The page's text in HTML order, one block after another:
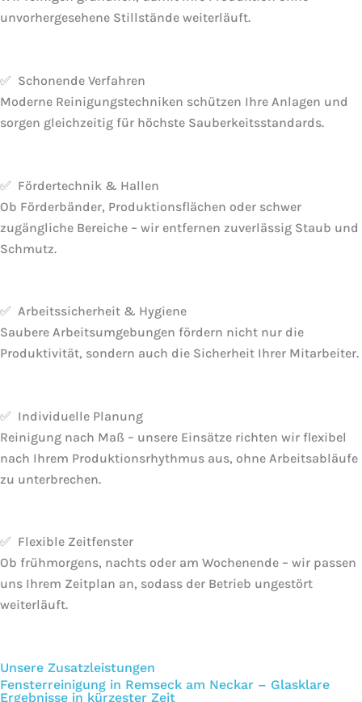
unvorhergesehene Stillstände weiterläuft.
✅ Schonende Verfahren
Moderne Reinigungstechniken schützen Ihre Anlagen und
sorgen gleichzeitig für höchste Sauberkeitsstandards.
✅ Fördertechnik & Hallen
Ob Förderbänder, Produktionsflächen oder schwer
zugängliche Bereiche – wir entfernen zuverlässig Staub und
Schmutz.
✅ Arbeitssicherheit & Hygiene
Saubere Arbeitsumgebungen fördern nicht nur die
Produktivität, sondern auch die Sicherheit Ihrer Mitarbeiter.
✅ Individuelle Planung
Reinigung nach Maß – unsere Einsätze richten wir flexibel
nach Ihrem Produktionsrhythmus aus, ohne Arbeitsabläufe
zu unterbrechen.
✅ Flexible Zeitfenster
Ob frühmorgens, nachts oder am Wochenende – wir passen
uns Ihrem Zeitplan an, sodass der Betrieb ungestört
weiterläuft.
Unsere Zusatzleistungen
Fensterreinigung in Remseck am Neckar – Glasklare
Ergebnisse in kürzester Zeit